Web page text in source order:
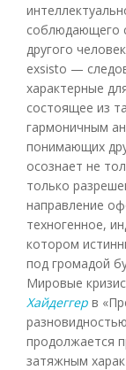
соблюдающего
другого
exsisto —
характерные
состоящее из
гармоничным
понимающих
осознает не
только
направление
техногенное,
котором
под громадой
Мировые
Хайдеггер в
продолжается
затяжным